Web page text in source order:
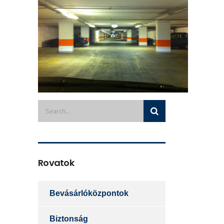
Rovatok
Bevásárlóközpontok
Biztonság